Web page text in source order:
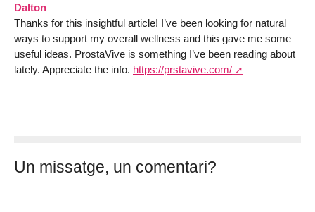
Dalton
Thanks for this insightful article! I’ve been looking for natural
ways to support my overall wellness and this gave me some
useful ideas. ProstaVive is something I’ve been reading about
lately. Appreciate the info. https://prstavive.com/
Un missatge, un comentari?